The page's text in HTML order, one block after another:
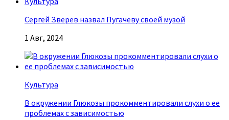
Сергей Зверев назвал Пугачеву своей музой
1 Авг, 2024
Культура
В окружении Глюкозы прокомментировали слухи о ее
проблемах с зависимостью